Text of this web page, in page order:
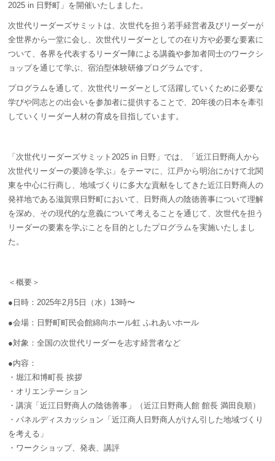
2025 in 日野町」を開催いたしました。
次世代リーダーズサミットは、次世代を担う若手経営者及びリーダーが
全世界から一堂に会し、次世代リーダーとしての在り方や必要な要素に
ついて、各界を代表するリーダー陣による講義や参加者同士のワークシ
ョップを通じて学ぶ、宿泊型体験研修プログラムです。
プログラムを通して、次世代リーダーとして活躍していくために必要な
学びや同志との出会いを参加者に提供することで、20年後の日本を牽引
していくリーダー人材の育成を目指しています。
「次世代リーダーズサミット2025 in 日野」では、「近江日野商人から
次世代リーダーの要諦を学ぶ」をテーマに、江戸から明治にかけて北関
東を中心に行商し、地域づくりに多大な貢献をしてきた近江日野商人の
発祥地である滋賀県日野町において、日野商人の陰徳善事について理解
を深め、その現代的な意義について考えることを通じて、次世代を担う
リーダーの要素を学ぶことを目的としたプログラムを実施いたしまし
た。
＜概要＞
●日時：2025年2月5日（水）13時〜
●会場：日野町町民会館綿向ホール虹 ふれあいホール
●対象：全国の次世代リーダーを志す経営者など
●内容：
・堀江和博町長 挨拶
・オリエンテーション
・講演「近江日野商人の陰徳善事」（近江日野商人館 館長 満田良順）
・パネルディスカッション「近江商人日野商人がけん引した地域づくり
を考える」
・ワークショップ、発表、講評